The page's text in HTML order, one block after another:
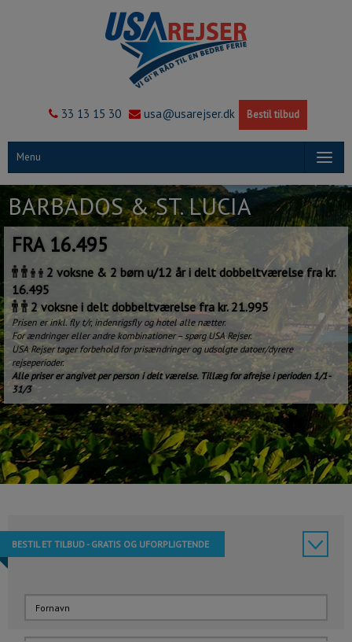
33 13 15 30 usa@usarejser.dk Bestil tilbud
Menu
BARBADOS & ST. LUCIA
FRA 16.495
2 voksne & 2 børn u/12 år i delt dobbeltværelse fra kr.
16.495
2 voksne i delt dobbeltværelse fra kr. 21.995
Prisen er inkl. fly t/r, indenrigsfly og hotel alle nætter.
For ændringer eller andre kombinationer – spørg USA Rejser.
USA Rejser tager forbehold for prisændringer og udsolgte datoer/dyrere
rejseperioder.
Alle priser er angivet per person i delt værelse. Tillæg for afrejse i perioden 1/1-
31/3
BESTIL ET TILBUD - GRATIS OG UFORPLIGTENDE